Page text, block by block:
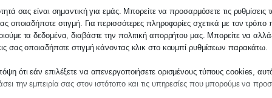
στήριξης για τους
σε οποιαδήποτε παραγγελία
παρακαλούμε επικοινωνήστε μαζί μας
στο27210 62510-529, είτε μέσω email στο
για να επιβεβαιώσουμε
υπόθεση σας.
σας είναι σημαντική για εμάς. Μπορείτε να προσαρμόσετε τις ρυθμίσεις
οποιαδήποτε στιγμή. Για περισσότερες πληροφορίες σχετικά με τον τρόπο
τα δεδομένα, διαβάστε την πολιτική απορρήτου μας. Μπορείτε να
σας οποιαδήποτε στιγμή κάνοντας κλικ στο κουμπί ρυθμίσεων παρακάτω.
ότι εάν επιλέξετε να απενεργοποιήσετε ορισμένους τύπους cookies,
την εμπειρία σας στον ιστότοπο και τις υπηρεσίες που μπορούμε να